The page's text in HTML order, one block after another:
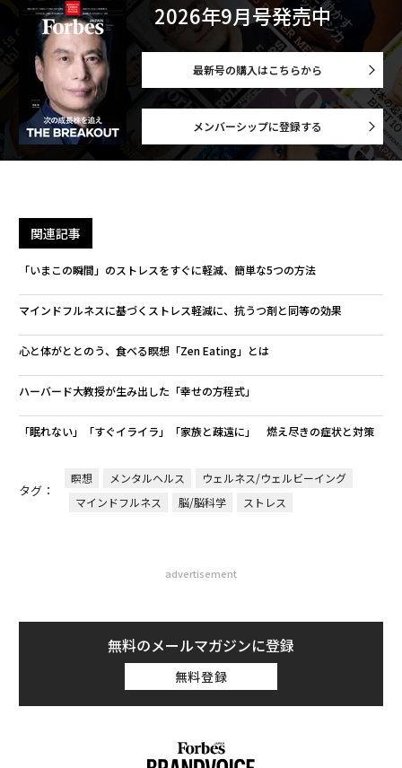
2026年9月号発売中
最新号の購入はこちらから
メンバーシップに登録する
関連記事
「いまこの瞬間」のストレスをすぐに軽減、簡単な5つの方法
マインドフルネスに基づくストレス軽減に、抗うつ剤と同等の効果
心と体がととのう、食べる瞑想「Zen Eating」とは
ハーバード大教授が生み出した「幸せの方程式」
「眠れない」「すぐイライラ」「家族と疎遠に」 燃え尽きの症状と対策
タグ：
瞑想 メンタルヘルス
ウェルネス/ウェルビーイング
マインドフルネス
脳/脳科学 ストレス
advertisement
無料のメールマガジンに登録
無料登録